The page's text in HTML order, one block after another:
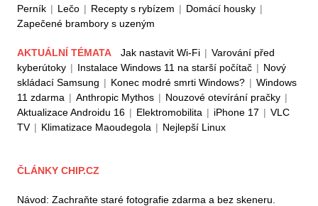
Perník | Lečo | Recepty s rybízem | Domácí housky |
Zapečené brambory s uzeným
AKTUÁLNÍ TÉMATA Jak nastavit Wi-Fi | Varování před
kyberútoky | Instalace Windows 11 na starší počítač | Nový
skládací Samsung | Konec modré smrti Windows? | Windows
11 zdarma | Anthropic Mythos | Nouzové otevírání pračky |
Aktualizace Androidu 16 | Elektromobilita | iPhone 17 | VLC
TV | Klimatizace Maoudegola | Nejlepší Linux
ČLÁNKY CHIP.CZ
Návod: Zachraňte staré fotografie zdarma a bez skeneru.